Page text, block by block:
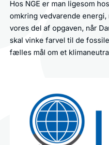
Hos NGE er man ligesom
omkring vedvarende
vores del af opgaven, når
skal vinke farvel til de
fælles mål om et